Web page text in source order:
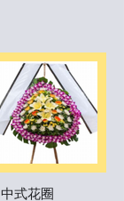
中式花圈